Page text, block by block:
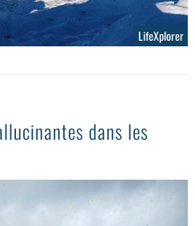
LifeXplorer
dans les